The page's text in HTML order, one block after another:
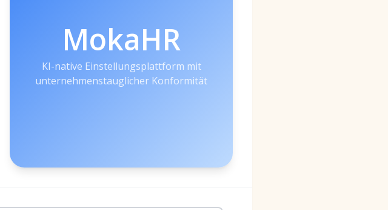
MokaHR
KI-native Einstellungsplattform mit
unternehmenstauglicher Konformität